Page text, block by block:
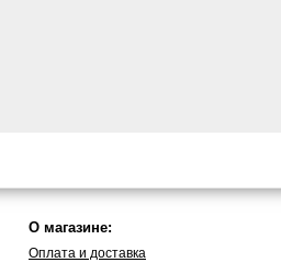
О магазине:
Оплата и доставка